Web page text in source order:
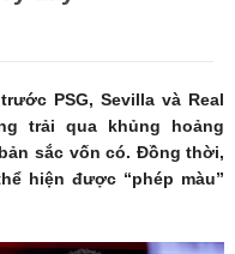
PSG, Sevilla và Real
trải qua khủng hoảng
sắc vốn có. Đồng thời,
hiện được “phép màu”